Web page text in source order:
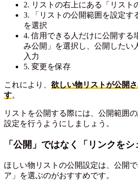
2. リストの右上にある「リスト
3. 「リストの公開範囲を設定す
を選択
4. 信用できる人だけに公開する
み公開」を選択し、公開したい
入力
5. 変更を保存
これにより、 欲しい物リストが公開
す。
リストを公開する際には、公開範囲
設定を行うようにしましょう。
「公開」ではなく「リンクを
ほしい物リストの公開設定は、公開
ア」を選ぶのがおすすめです。